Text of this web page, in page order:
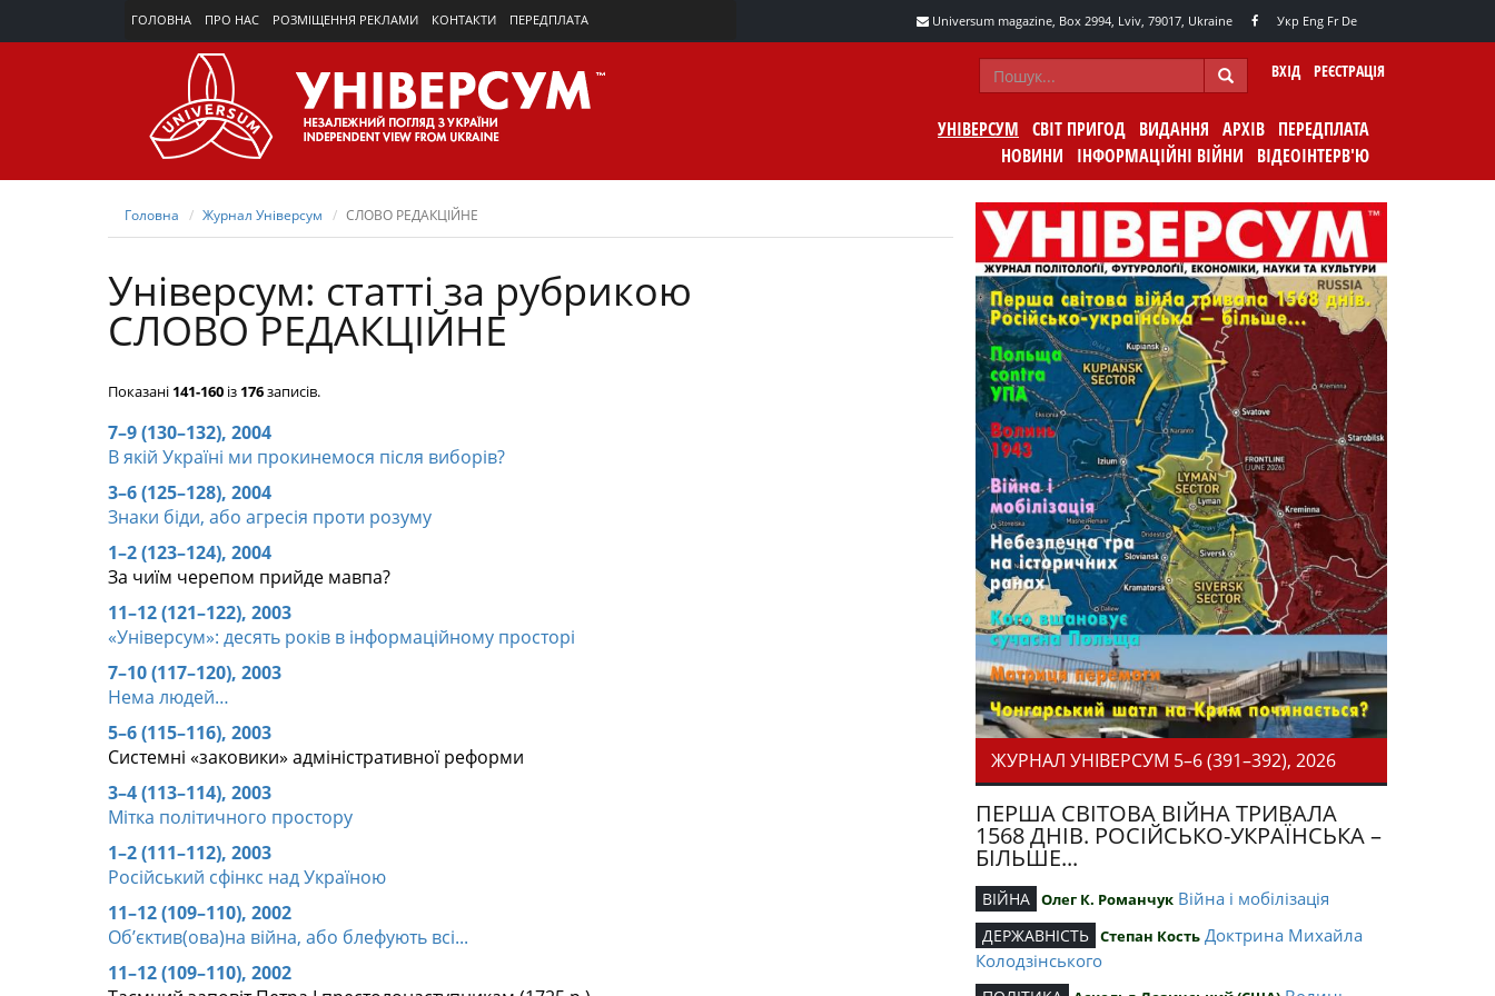
ГОЛОВНА ПРО НАС РОЗМІЩЕННЯ РЕКЛАМИ КОНТАКТИ ПЕРЕДПЛАТА Universum magazine, Box 2994, Lviv, 79017, Ukraine Укр Eng Fr De
ВХІД РЕЄСТРАЦІЯ
УНІВЕРСУМ СВІТ ПРИГОД ВИДАННЯ АРХІВ ПЕРЕДПЛАТА
НОВИНИ
ІНФОРМАЦІЙНІ ВІЙНИ ВІДЕОІНТЕРВ'Ю
Головна Журнал Універсум СЛОВО РЕДАКЦІЙНЕ
Універсум: cтатті за рубрикою
СЛОВО РЕДАКЦІЙНЕ
Показані 141-160 із 176записів.
7–9 (130–132), 2004
В якій Україні ми прокинемося після виборів?
3–6 (125–128), 2004
Знаки біди, або агресія проти розуму
1–2 (123–124), 2004
За чиїм черепом прийде мавпа?
11–12 (121–122), 2003
«Універсум»: десять років в інформаційному просторі
7–10 (117–120), 2003
Нема людей…
5–6 (115–116), 2003
Системні «заковики» адміністративної реформи
3–4 (113–114), 2003
Мітка політичного простору
1–2 (111–112), 2003
Російський сфінкс над Україною
11–12 (109–110), 2002
Об’єктив(ова)на війна, або блефують всі...
11–12 (109–110), 2002
ЖУРНАЛ УНІВЕРСУМ 5–6 (391–392), 2026
ПЕРША СВІТОВА ВІЙНА ТРИВАЛА
1568 ДНІВ. РОСІЙСЬКО-УКРАЇНСЬКА –
БІЛЬШЕ...
ВІЙНА Олег К. Романчук Війна і мобілізація
ДЕРЖАВНІСТЬ Степан Кость Доктрина Михайла
Колодзінського